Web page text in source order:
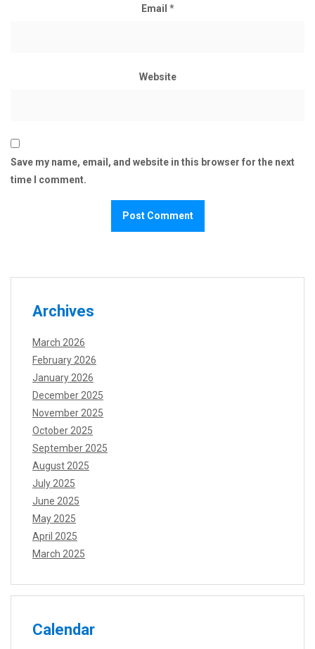
Email *
Website
Save my name, email, and website in this browser for the next
time I comment.
Archives
March 2026
February 2026
January 2026
December 2025
November 2025
October 2025
September 2025
August 2025
July 2025
June 2025
May 2025
April 2025
March 2025
Calendar